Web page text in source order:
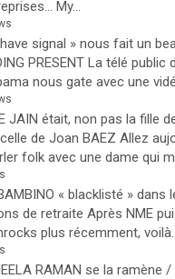
My...
signal » nous fait un
PRESENT La télé public
nous gate avec une
JAIN était, non pas la fille
de Joan BAEZ Allez
folk avec une dame qui m...
« blacklisté » dans
de retraite Après NME
plus récemment, voilà...
RAMAN se la ramène